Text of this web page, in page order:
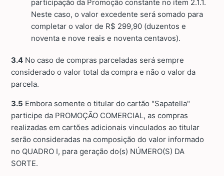
participação da Promoção constante no item 2.1.1.
Neste caso, o valor excedente será somado para
completar o valor de R$ 299,90 (duzentos e
noventa e nove reais e noventa centavos).
3.4 No caso de compras parceladas será sempre
considerado o valor total da compra e não o valor da
parcela.
3.5 Embora somente o titular do cartão "Sapatella"
participe da PROMOÇÃO COMERCIAL, as compras
realizadas em cartões adicionais vinculados ao titular
serão consideradas na composição do valor informado
no QUADRO I, para geração do(s) NÚMERO(S) DA
SORTE.